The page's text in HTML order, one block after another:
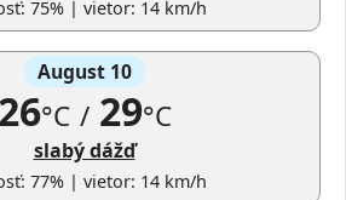
75% | vietor: 14 km/h
August 10
26°C /29°C
slabý dážď
77% | vietor: 14 km/h